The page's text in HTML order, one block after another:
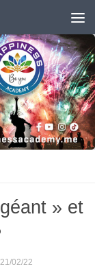
» et
21/02/22